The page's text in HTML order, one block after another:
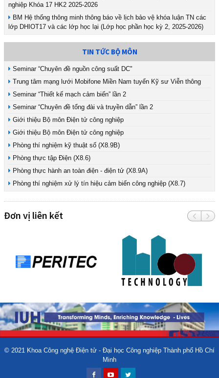
nghiệp Khóa 17 HK2 2025-2026
BM Hệ thống thông minh thông báo về lịch bảo vệ khóa luận TN các
lớp DHIOT17 và các lớp học lại (Lớp học phần học kỳ 2, 2025-2026)
TIN TỨC BỘ MÔN
Seminar “Chuyên đề nguồn công suất DC"
Trung tâm mạng lưới Mobifone Miền Nam tuyển Kỹ sư Viễn thông
Seminar “Thiết kế mạch cảm biến” lần 2
Seminar “Chuyên đề tổng đài và truyền dẫn” lần 2
Giới thiệu Bộ môn Điện tử công nghiệp
Giới thiệu Bộ môn Điện tử công nghiệp
Phòng thí nghiệm kỹ thuật số (X8.9B)
Phòng thực tập Điện (X8.6)
Phòng thực hành an toàn điện - điện tử (X8.9A)
Phòng thí nghiệm xử lý tín hiệu cảm biến công nghiệp (X8.7)
Đơn vị liên kết
© 2021 Khoa Công nghệ Điện tử - Đại học Công nghiệp Thành phố Hồ Chí
Minh